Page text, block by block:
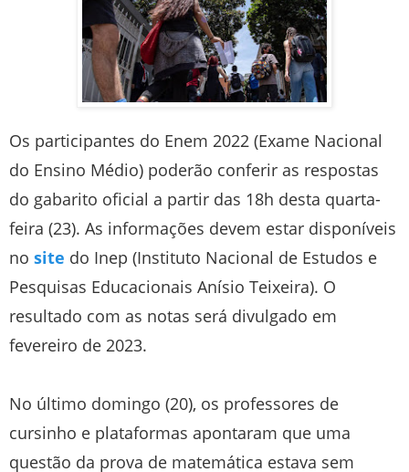
Os participantes do Enem 2022 (Exame Nacional
do Ensino Médio) poderão conferir as respostas
do gabarito oficial a partir das 18h desta quarta-
feira (23). As informações devem estar disponíveis
no site do Inep (Instituto Nacional de Estudos e
Pesquisas Educacionais Anísio Teixeira). O
resultado com as notas será divulgado em
fevereiro de 2023.
No último domingo (20), os professores de
cursinho e plataformas apontaram que uma
questão da prova de matemática estava sem